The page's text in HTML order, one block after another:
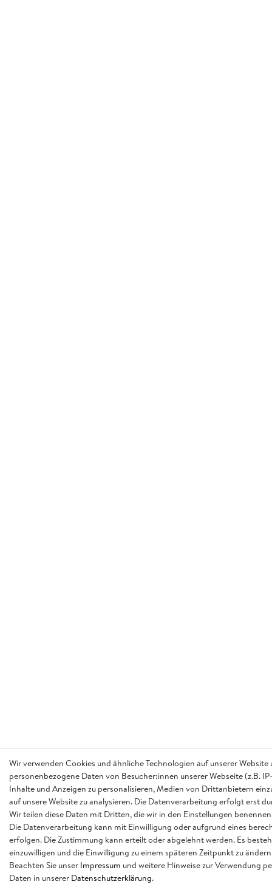
Wir verwenden Cookies und ähnliche Technologien auf unserer
personenbezogene Daten von Besucher:innen unserer Webseite (z.B.
Inhalte und Anzeigen zu personalisieren, Medien von Drittanbietern
auf unsere Website zu analysieren. Die Datenverarbeitung erfolgt erst
Wir teilen diese Daten mit Dritten, die wir in den Einstellungen
Die Datenverarbeitung kann mit Einwilligung oder aufgrund eines
erfolgen. Die Zustimmung kann erteilt oder abgelehnt werden. Es
einzuwilligen und die Einwilligung zu einem späteren Zeitpunkt zu
Beachten Sie unser Impressum und weitere Hinweise zur Verwendung
Daten in unserer Daten­schutz­erklärung.